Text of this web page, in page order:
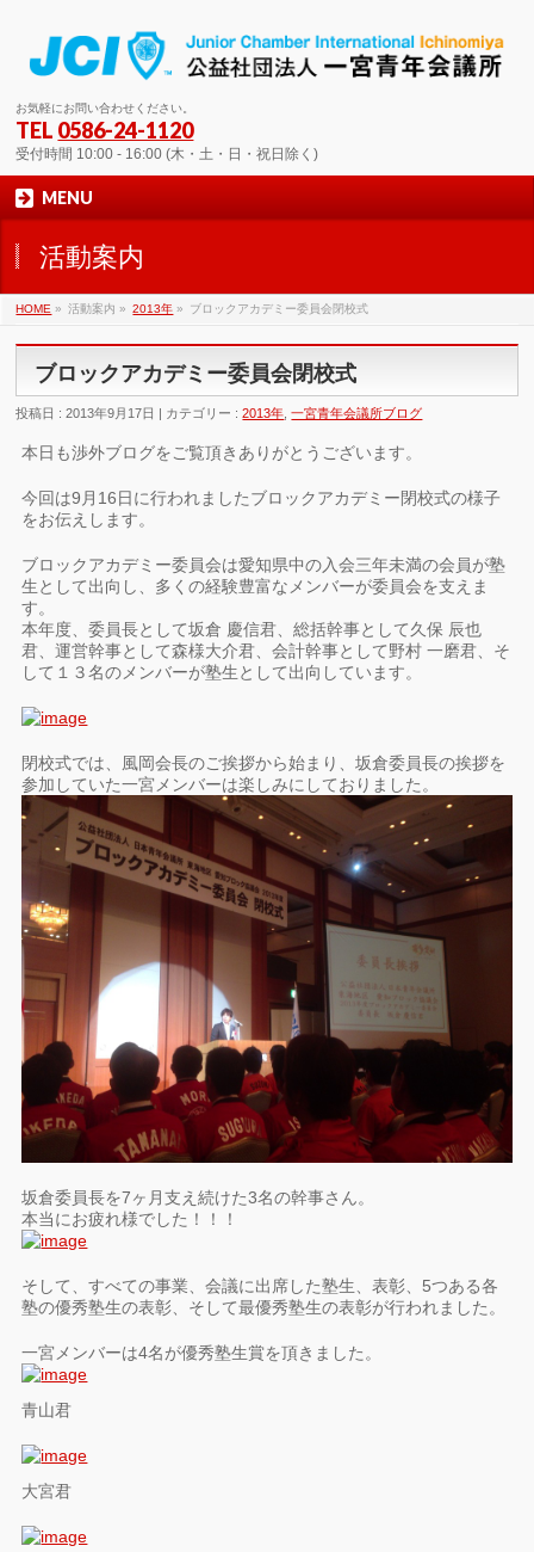
お気軽にお問い合わせください。
TEL 0586-24-1120
受付時間 10:00 - 16:00 (木・土・日・祝日除く)
MENU
活動案内
HOME » 活動案内 » 2013年 » ブロックアカデミー委員会閉校式
ブロックアカデミー委員会閉校式
投稿日 : 2013年9月17日 | カテゴリー :2013年 ,一宮青年会議所ブログ
本日も渉外ブログをご覧頂きありがとうございます。
今回は9月16日に行われましたブロックアカデミー閉校式の様子
をお伝えします。
ブロックアカデミー委員会は愛知県中の入会三年未満の会員が塾
生として出向し、多くの経験豊富なメンバーが委員会を支えま
す。
本年度、委員長として坂倉 慶信君、総括幹事として久保 辰也
君、運営幹事として森様大介君、会計幹事として野村 一磨君、そ
して１３名のメンバーが塾生として出向しています。
閉校式では、風岡会長のご挨拶から始まり、坂倉委員長の挨拶を
参加していた一宮メンバーは楽しみにしておりました。
坂倉委員長を7ヶ月支え続けた3名の幹事さん。
本当にお疲れ様でした！！！
そして、すべての事業、会議に出席した塾生、表彰、5つある各
塾の優秀塾生の表彰、そして最優秀塾生の表彰が行われました。
一宮メンバーは4名が優秀塾生賞を頂きました。
青山君
大宮君